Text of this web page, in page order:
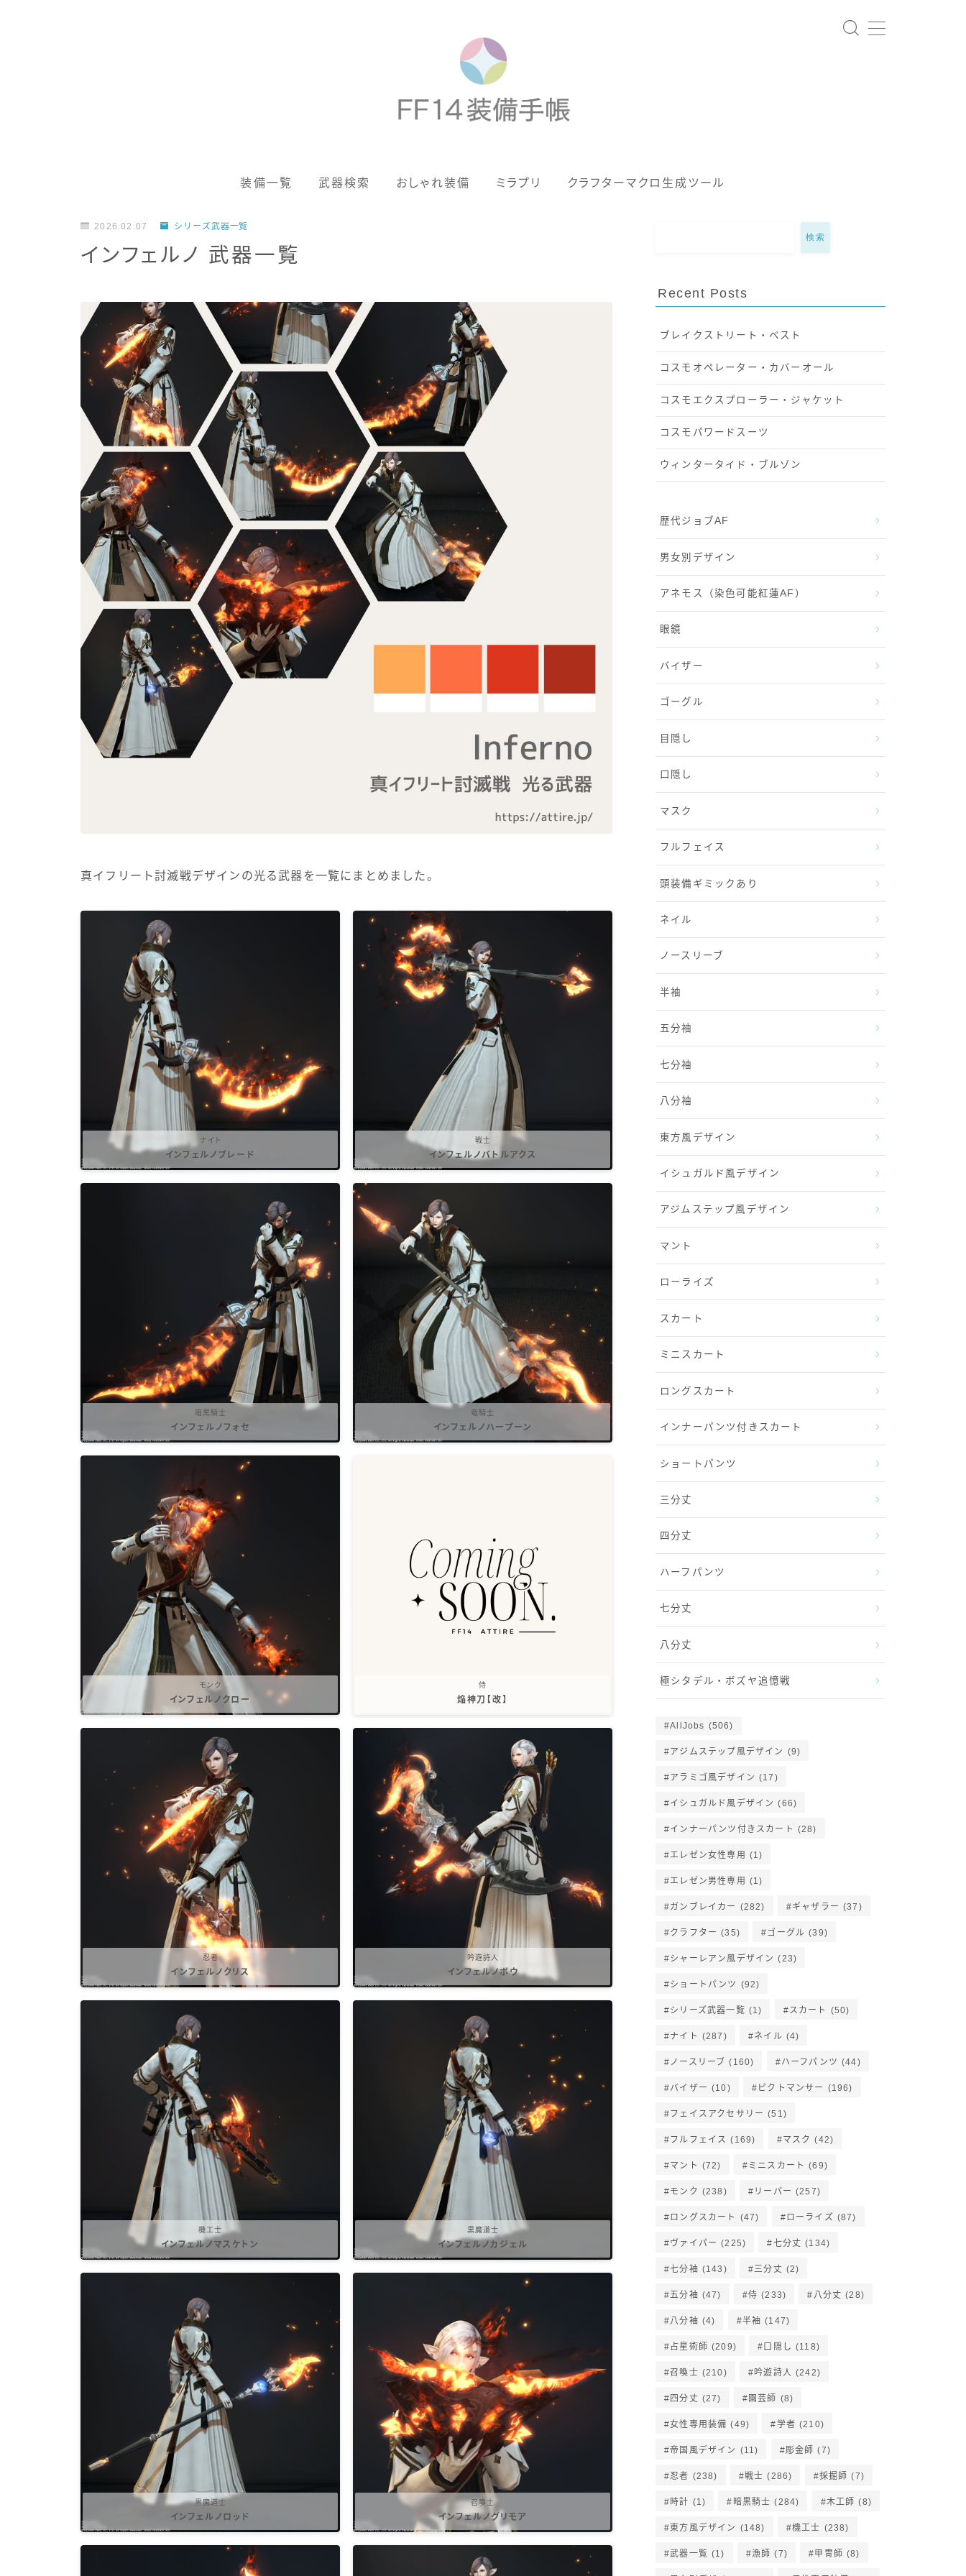
装備一覧 武器検索 おしゃれ装備 ミラプリ クラフターマクロ生成ツール
男女別デザイン
バイザー
目隠し
口隠し
マスク
フルフェイス
頭装備ギミックあり
七分袖
東方風デザイン
イシュガルド風デザイン
アジムステップ風デザイン
マント
ミニスカート
インナーパンツ付きスカート
ショートパンツ
四分丈
ハーフパンツ
2026.02.07 シリーズ武器一覧
インフェルノ 武器一覧
真イフリート討滅戦デザインの光る武器を一覧にまとめました。
ナイト
インフェルノブレード
戦士
インフェルノバトルアクス
暗黒騎士
インフェルノフォセ
竜騎士
インフェルノハープーン
モンク
インフェルノクロー
侍
焔神刀【改】
忍者
インフェルノクリス
吟遊詩人
インフェルノボウ
機工士
インフェルノマスケトン
黒魔道士
インフェルノカジェル
黒魔道士
インフェルノロッド
召喚士
インフェルノグリモア
検索
Recent Posts
ブレイクストリート・ベスト
コスモオペレーター・カバーオール
コスモエクスプローラー・ジャケット
コスモパワードスーツ
ウィンタータイド・ブルゾン
歴代ジョブAF
男女別デザイン
アネモス（染色可能紅蓮AF）
眼鏡
バイザー
ゴーグル
目隠し
口隠し
マスク
フルフェイス
頭装備ギミックあり
ネイル
ノースリーブ
半袖
五分袖
七分袖
八分袖
東方風デザイン
イシュガルド風デザイン
アジムステップ風デザイン
マント
ローライズ
スカート
ミニスカート
ロングスカート
インナーパンツ付きスカート
ショートパンツ
三分丈
四分丈
ハーフパンツ
七分丈
八分丈
極シタデル・ボズヤ追憶戦
AllJobs (506)
アジムステップ風デザイン (9)
アラミゴ風デザイン (17)
イシュガルド風デザイン (66)
インナーパンツ付きスカート (28)
エレゼン女性専用 (1)
エレゼン男性専用 (1)
ガンブレイカー (282) ギャザラー (37)
クラフター (35) ゴーグル (39)
シャーレアン風デザイン (23)
ショートパンツ (92)
シリーズ武器一覧 (1) スカート (50)
ナイト (287) ネイル (4)
ノースリーブ (160) ハーフパンツ (44)
バイザー (10) ピクトマンサー (196)
フェイスアクセサリー (51)
フルフェイス (169) マスク (42)
マント (72) ミニスカート (69)
モンク (238) リーパー (257)
ロングスカート (47) ローライズ (87)
ヴァイパー (225) 七分丈 (134)
七分袖 (143) 三分丈 (2)
五分袖 (47) 侍 (233) 八分丈 (28)
八分袖 (4) 半袖 (147)
占星術師 (209) 口隠し (118)
召喚士 (210) 吟遊詩人 (242)
四分丈 (27) 園芸師 (8)
女性専用装備 (49) 学者 (210)
帝国風デザイン (11) 彫金師 (7)
忍者 (238) 戦士 (286) 採掘師 (7)
時計 (1) 暗黒騎士 (284) 木工師 (8)
東方風デザイン (148) 機工士 (238)
武器一覧 (1) 漁師 (7) 甲冑師 (8)